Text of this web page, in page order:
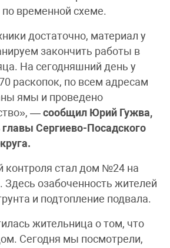
временной схеме.
достаточно, материал у
закончить работы в
На сегодняшний день у
раскопок, по всем адресам
ямы и проведено
—сообщил Юрий Гужва,
Сергиево-Посадского
контроля стал дом №24 на
Здесь озабоченность жителей
и подтопление подвала.
жительница о том, что
Сегодня мы посмотрели,